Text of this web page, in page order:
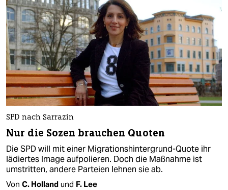
SPD nach Sarrazin
Nur die Sozen brauchen Quoten
Die SPD will mit einer Migrationshintergrund-Quote ihr
lädiertes Image aufpolieren. Doch die Maßnahme ist
umstritten, andere Parteien lehnen sie ab.
Von C. Holland und F. Lee